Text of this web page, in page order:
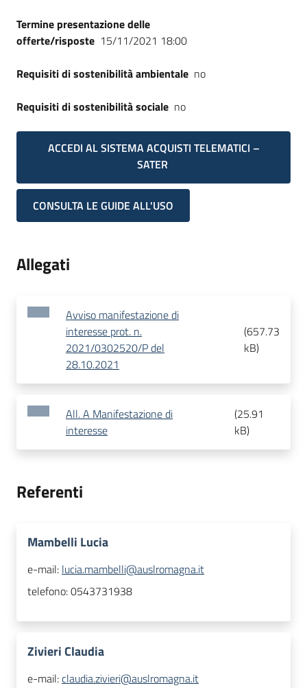
Termine presentazione delle
offerte/risposte 15/11/2021 18:00
Requisiti di sostenibilità ambientale no
Requisiti di sostenibilità sociale no
ACCEDI AL SISTEMA ACQUISTI TELEMATICI –
SATER
CONSULTA LE GUIDE ALL'USO
Allegati
Avviso manifestazione di
interesse prot. n.
2021/0302520/P del
28.10.2021
(657.73
kB)
All. A Manifestazione di
interesse
(25.91
kB)
Referenti
Mambelli Lucia
e-mail: lucia.mambelli@auslromagna.it
telefono:0543731938
Zivieri Claudia
e-mail:claudia.zivieri@auslromagna.it